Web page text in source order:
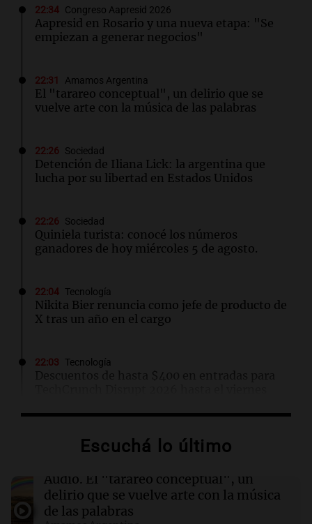
22:34 Congreso Aapresid 2026
Aapresid en Rosario y una nueva etapa: "Se
empiezan a generar negocios"
22:31 Amamos Argentina
El "tarareo conceptual", un delirio que se
vuelve arte con la música de las palabras
22:26 Sociedad
Detención de Iliana Lick: la argentina que
lucha por su libertad en Estados Unidos
22:26 Sociedad
Quiniela turista: conocé los números
ganadores de hoy miércoles 5 de agosto.
22:04 Tecnología
Nikita Bier renuncia como jefe de producto de
X tras un año en el cargo
22:03 Tecnología
Descuentos de hasta $400 en entradas para
Madres pidieron por la Ley Joaquín en
22:00 Sociedad
Buenos Aires se prepara para un frío extremo:
Escuchá lo último
Audio. El "tarareo conceptual", un
delirio que se vuelve arte con la música
de las palabras